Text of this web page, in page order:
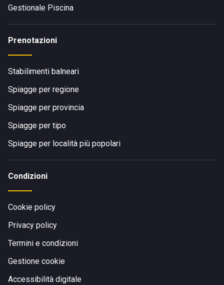
Gestionale Piscina
Prenotazioni
Stabilimenti balneari
Spiagge per regione
Spiagge per provincia
Spiagge per tipo
Spiagge per località più popolari
Condizioni
Cookie policy
Privacy policy
Termini e condizioni
Gestione cookie
Accessibilità digitale